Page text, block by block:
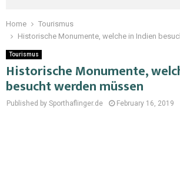
Home
Tourismus
Historische Monumente, welche in Indien
Tourismus
Historische Monumente,
besucht werden müssen
Published by Sporthaflinger.de February 16, 2019